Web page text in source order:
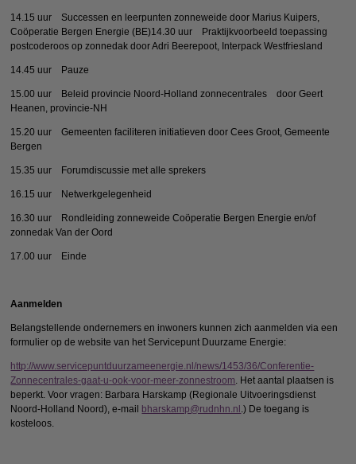
14.15 uur Successen en leerpunten zonneweide door Marius Kuipers,
Coöperatie Bergen Energie (BE)14.30 uur Praktijkvoorbeeld toepassing
postcoderoos op zonnedak door Adri Beerepoot, Interpack Westfriesland
14.45 uur Pauze
15.00 uur Beleid provincie Noord-Holland zonnecentrales door Geert
Heanen, provincie-NH
15.20 uur Gemeenten faciliteren initiatieven door Cees Groot, Gemeente
Bergen
15.35 uur Forumdiscussie met alle sprekers
16.15 uur Netwerkgelegenheid
16.30 uur Rondleiding zonneweide Coöperatie Bergen Energie en/of
zonnedak Van der Oord
17.00 uur Einde
Aanmelden
Belangstellende ondernemers en inwoners kunnen zich aanmelden via een
formulier op de website van het Servicepunt Duurzame Energie:
http://www.servicepuntduurzameenergie.nl/news/1453/36/Conferentie-
Zonnecentrales-gaat-u-ook-voor-meer-zonnestroom. Het aantal plaatsen is
beperkt. Voor vragen: Barbara Harskamp (Regionale Uitvoeringsdienst
Noord-Holland Noord), e-mail
bharskamp@rudnhn.nl .) De toegang is
kosteloos.